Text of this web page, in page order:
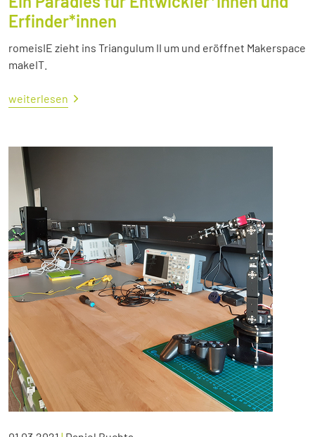
Erfinder*innen
romeisIE zieht ins Triangulum II um und eröffnet Makerspace
makeIT.
weiterlesen